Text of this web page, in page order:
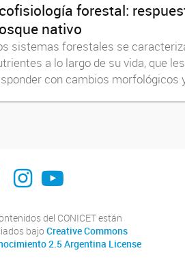
forestal:
nativo
sistemas forestales se
a lo largo de su vida, que
con cambios morfológicos
La Plata Instituto de Fisiología Vegetal, La Plata
del CONICET están
bajo Creative Commons
2.5 Argentina License